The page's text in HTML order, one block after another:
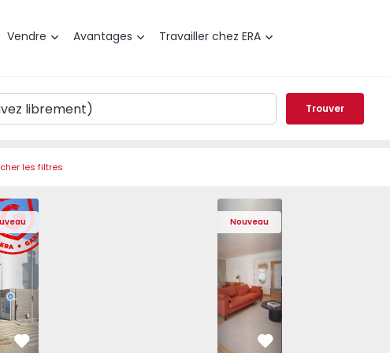
Vendre Avantages Travailler chez ERA
Trouver
les filtres
T3 Póvoa de Varzim, Póvoa de Varzim, Beiriz e Argivai -
Préféré
Nouveau
Appartement T4 Cascais, São
Appartement T4 Cascais,
Appartement T4
Préféré